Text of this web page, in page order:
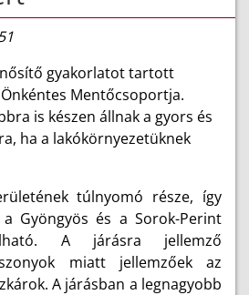
gyakorlatot tartott
Mentőcsoportja.
is készen állnak a gyors és
ha a lakókörnyezetüknek
túlnyomó része, így
Gyöngyös és a Sorok-Perint
A járásra jellemző
miatt jellemzőek az
A járásban a legnagyobb